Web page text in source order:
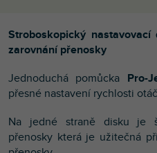
Stroboskopický
zarovnání přenosky
Jednoduchá pomůcka Pro-
přesné nastavení rychlosti
Na jedné straně disku je
přenosky která je užitečná